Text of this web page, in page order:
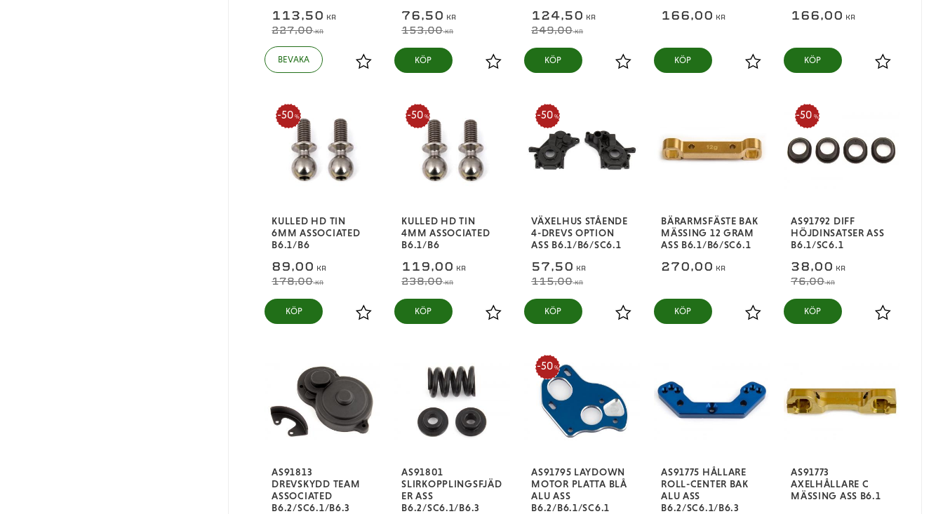
113,50 KR
227,00KR
Lägg till i favoriter
76,50 KR
153,00KR
Lägg till i favoriter
KÖP
124,50 KR
249,00KR
Lägg till i favoriter
KÖP
166,00 KR
Lägg till i favoriter
KÖP
166,00 KR
Lägg till i
KÖP
KULLED HD TIN
6MM ASSOCIATED
B6.1/B6
89,00 KR
178,00KR
50 %
Lägg till i favoriter
KÖP
KULLED HD TIN
4MM ASSOCIATED
B6.1/B6
119,00 KR
238,00KR
50 %
Lägg till i favoriter
KÖP
VÄXELHUS STÅENDE
4-DREVS OPTION
ASS B6.1/B6/SC6.1
57,50 KR
115,00KR
50 %
Lägg till i favoriter
KÖP
BÄRARMSFÄSTE BAK
MÄSSING 12 GRAM
ASS B6.1/B6/SC6.1
270,00 KR
Lägg till i favoriter
KÖP
AS91792 DIFF
HÖJDINSATSER ASS
B6.1/SC6.1
38,00 KR
76,00KR
50 %
Lägg till i
KÖP
AS91813
DREVSKYDD TEAM
ASSOCIATED
B6.2/SC6.1/B6.3
AS91801
SLIRKOPPLINGSFJÄD
ER ASS
B6.2/SC6.1/B6.3
AS91795 LAYDOWN
MOTOR PLATTA BLÅ
ALU ASS
B6.2/B6.1/SC6.1
50 %
AS91775 HÅLLARE
ROLL-CENTER BAK
ALU ASS
B6.2/SC6.1/B6.3
AS91773
AXELHÅLLARE C
MÄSSING ASS B6.1